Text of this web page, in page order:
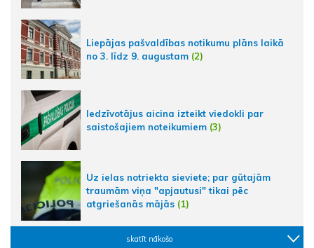
Liepājas pašvaldības notikumu plāns laikā
no 3. līdz 9. augustam (2)
Iedzīvotājus aicina izteikt viedokli par
saistošajiem noteikumiem (3)
Uz ielas notriekta sieviete; par gūtajām
traumām viņa "apjautusi" tikai pēc
atgriešanās mājās (1)
skatīt nākošo